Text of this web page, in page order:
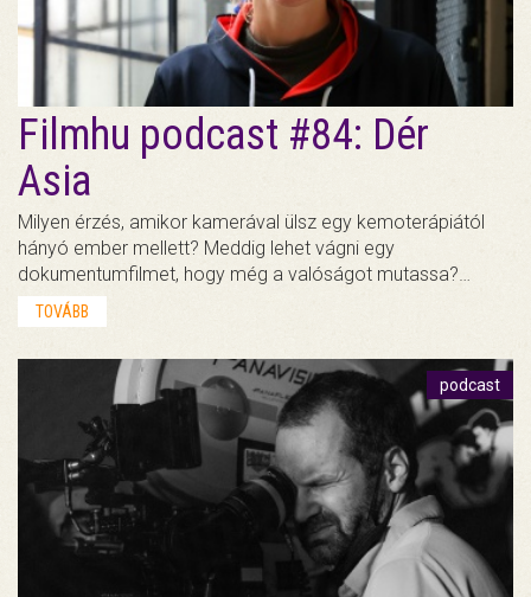
Filmhu podcast #84: Dér
Asia
Milyen érzés, amikor kamerával ülsz egy kemoterápiától
hányó ember mellett? Meddig lehet vágni egy
dokumentumfilmet, hogy még a valóságot mutassa?…
TOVÁBB
podcast